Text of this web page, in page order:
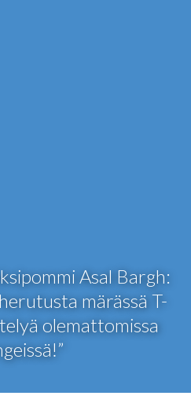
Asal Bargh:
märässä T-
olemattomissa